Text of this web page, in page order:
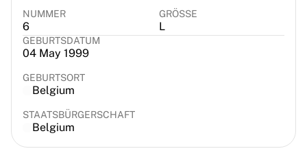
View all Cycling
Rugby
France Rugby
Gloucester Rugby
Bath Rugby
Harlequins
View all Rugby
NUMMER
6
GRÖSSE
L
GEBURTSDATUM
04 May 1999
GEBURTSORT
Belgium
STAATSBÜRGERSCHAFT
Belgium